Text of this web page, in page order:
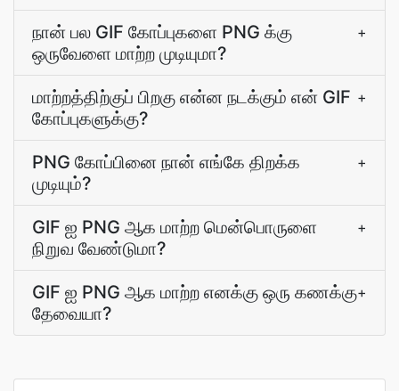
நான் பல GIF கோப்புகளை PNG க்கு
ஒருவேளை மாற்ற முடியுமா?
+
மாற்றத்திற்குப் பிறகு என்ன நடக்கும் என் GIF
கோப்புகளுக்கு?
+
PNG கோப்பினை நான் எங்கே திறக்க
முடியும்?
+
GIF ஐ PNG ஆக மாற்ற மென்பொருளை
நிறுவ வேண்டுமா?
+
GIF ஐ PNG ஆக மாற்ற எனக்கு ஒரு கணக்கு
தேவையா?
+